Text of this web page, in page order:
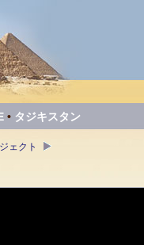
• タジキスタン
ェクト